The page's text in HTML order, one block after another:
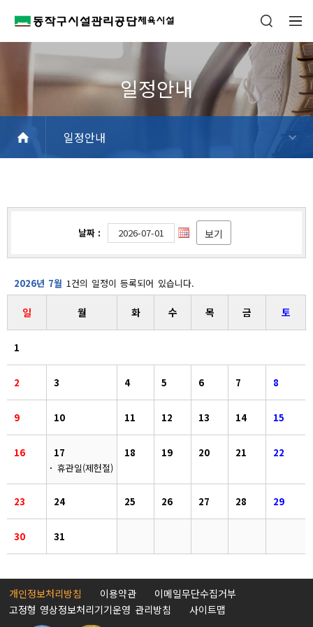
일정안내
날짜 : 보기
2026년 7월 1건의 일정이 등록되어 있습니다.
일 월 화 수 목 금 토
1
2 3 4 5 6 7 8
9 10 11 12 13 14 15
16
17
휴관일(제헌절)
18 19 20 21 22
23 24 25 26 27 28 29
30 31
개인정보처리방침 이용약관
이메일무단수집거부
고정형 영상정보처리기기운영 관리방침
사이트맵